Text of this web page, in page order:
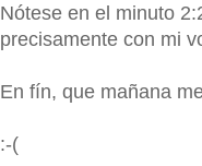
Nótese en el minuto
precisamente con mi
En fín, que mañana
:-(